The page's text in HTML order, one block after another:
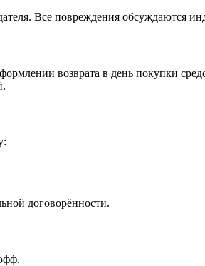
Все повреждения обсуждаются
возврата в день покупки
договорённости.